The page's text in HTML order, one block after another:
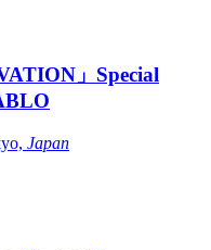
」Special
Japan